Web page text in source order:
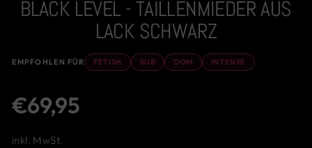
BLACK LEVEL - TAILLENMIEDER AUS
LACK SCHWARZ
EMPFOHLEN FÜR FETISH SUB DOM INTENSE
€69,95
inkl. MwSt.